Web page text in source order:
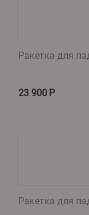
Ракетка для
23 900 Р
Ракетка для